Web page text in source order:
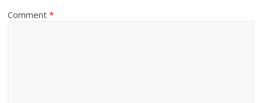
Comment*